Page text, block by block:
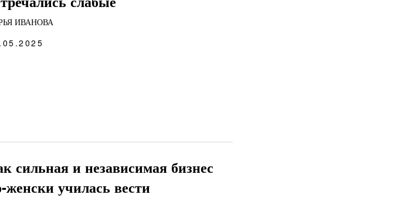
ИВАНОВА
сильная и независимая бизнес
женски училась вести